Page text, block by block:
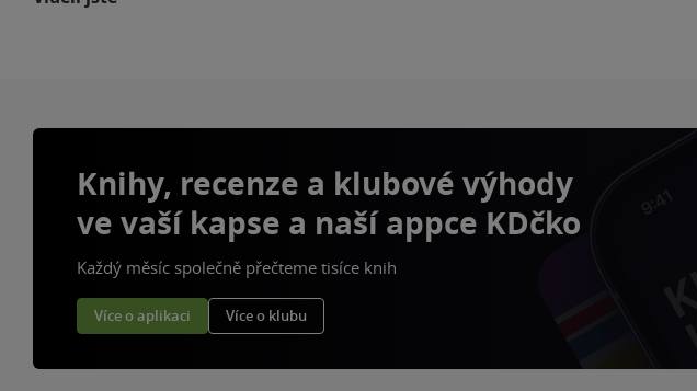
Knihy, recenze a klubové výhody
ve vaší kapse a naší appce KDčko
Každý měsíc společně přečteme tisíce knih
Více o aplikaci Více o klubu